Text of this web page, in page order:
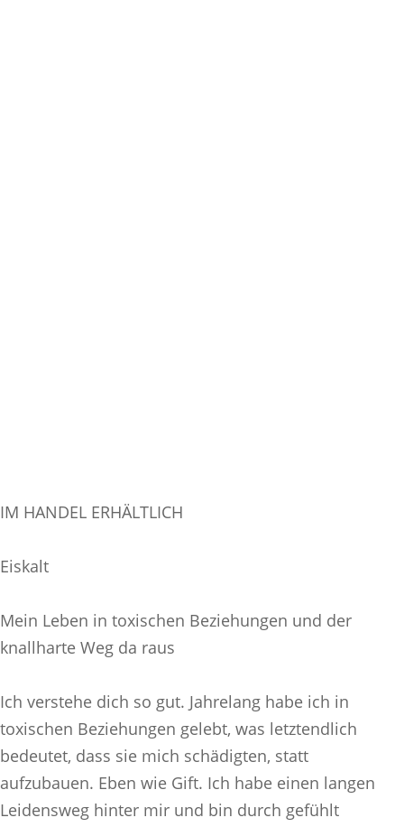
IM HANDEL ERHÄLTLICH
Eiskalt
Mein Leben in toxischen Beziehungen und der
knallharte Weg da raus
Ich verstehe dich so gut. Jahrelang habe ich in
toxischen Beziehungen gelebt, was letztendlich
bedeutet, dass sie mich schädigten, statt
aufzubauen. Eben wie Gift. Ich habe einen langen
Leidensweg hinter mir und bin durch gefühlt